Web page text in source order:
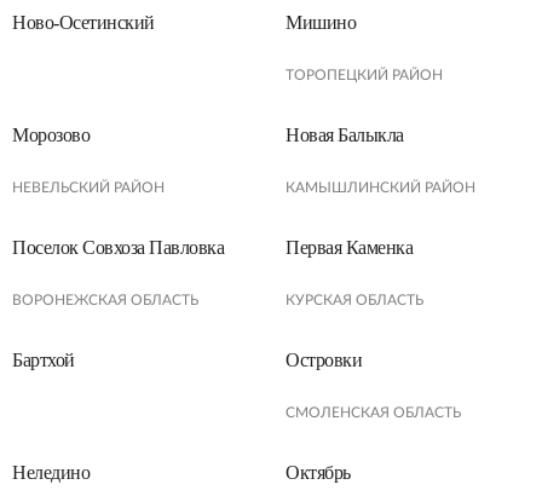
Ново-Осетинский Мишино
ТОРОПЕЦКИЙ РАЙОН
Морозово
НЕВЕЛЬСКИЙ РАЙОН
Новая Балыкла
КАМЫШЛИНСКИЙ РАЙОН
Поселок Совхоза Павловка
ВОРОНЕЖСКАЯ ОБЛАСТЬ
Первая Каменка
КУРСКАЯ ОБЛАСТЬ
Бартхой Островки
СМОЛЕНСКАЯ ОБЛАСТЬ
Неледино Октябрь